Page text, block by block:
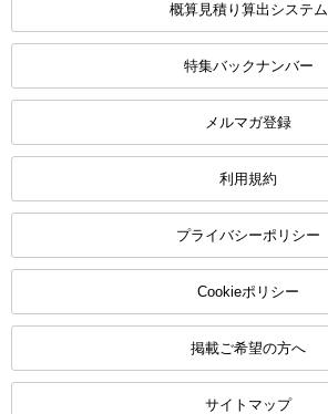
概算見積り算出システム
特集バックナンバー
メルマガ登録
利用規約
プライバシーポリシー
Cookieポリシー
掲載ご希望の方へ
サイトマップ